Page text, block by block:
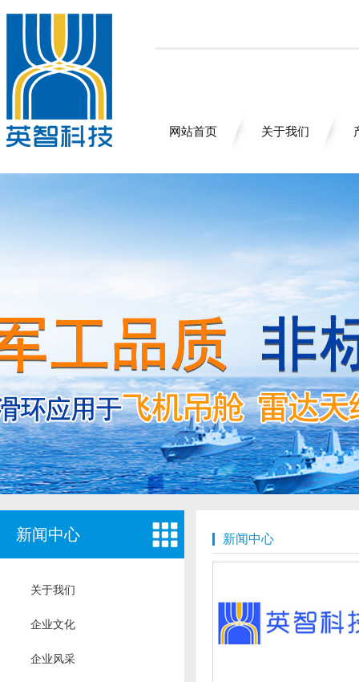
网站首页 关于我们
新闻中心
关于我们
企业文化
企业风采
新闻中心